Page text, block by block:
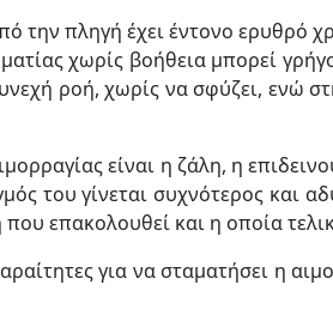
την πληγή έχει έντονο ερυθρό
χωρίς βοήθεια μπορεί
ροή, χωρίς να σφύζει, ενώ
είναι η ζάλη, η
του γίνεται συχνότερος και
επακολουθεί και η οποία
για να σταματήσει η